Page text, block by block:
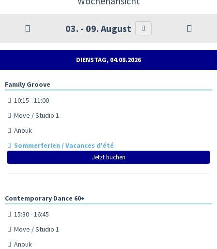
03. - 09. August
DIENSTAG, 04.08.2026
Family Groove
10:15 - 11:00
Move / Studio 1
Anouk
Sommerferien / Vacances d'été
Jetzt buchen
Contemporary Dance 60+
15:30 - 16:45
Move / Studio 1
Anouk